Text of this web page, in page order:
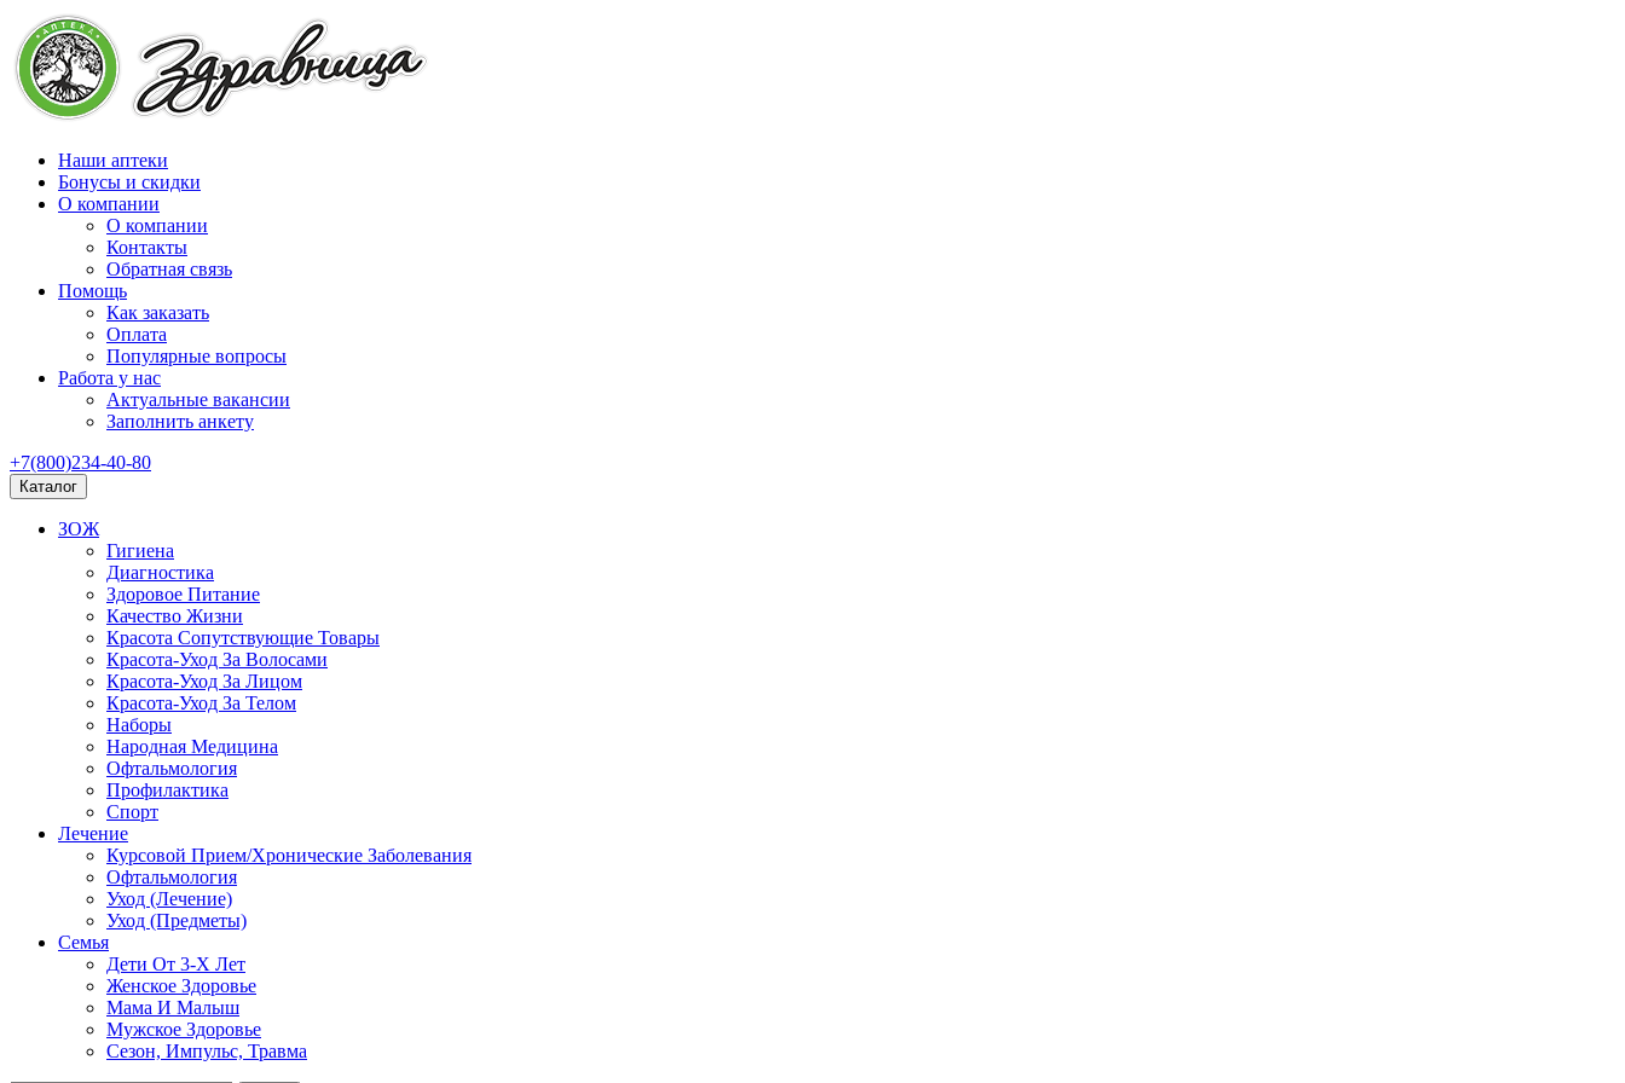
Наши аптеки
Бонусы и скидки
О компании
О компании
Контакты
Обратная связь
Помощь
Как заказать
Оплата
Популярные вопросы
Работа у нас
Актуальные вакансии
Заполнить анкету
+7(800)234-40-80
Каталог
ЗОЖ
Гигиена
Диагностика
Здоровое Питание
Качество Жизни
Красота Сопутствующие Товары
Красота-Уход За Волосами
Красота-Уход За Лицом
Красота-Уход За Телом
Наборы
Народная Медицина
Офтальмология
Профилактика
Спорт
Лечение
Курсовой Прием/Хронические Заболевания
Офтальмология
Уход (Лечение)
Уход (Предметы)
Семья
Дети От 3-Х Лет
Женское Здоровье
Мама И Малыш
Мужское Здоровье
Сезон, Импульс, Травма